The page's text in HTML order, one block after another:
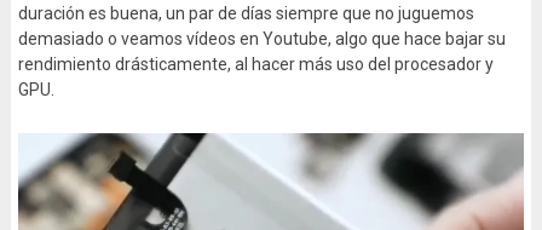
duración es buena, un par de días siempre que no juguemos
demasiado o veamos vídeos en Youtube, algo que hace bajar su
rendimiento drásticamente, al hacer más uso del procesador y
GPU.